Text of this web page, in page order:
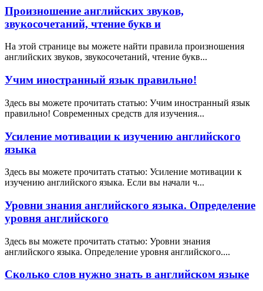
Произношение английских звуков,
звукосочетаний, чтение букв и
На этой странице вы можете найти правила произношения
английских звуков, звукосочетаний, чтение букв...
Учим иностранный язык правильно!
Здесь вы можете прочитать статью: Учим иностранный язык
правильно! Современных средств для изучения...
Усиление мотивации к изучению английского
языка
Здесь вы можете прочитать статью: Усиление мотивации к
изучению английского языка. Если вы начали ч...
Уровни знания английского языка. Определение
уровня английского
Здесь вы можете прочитать статью: Уровни знания
английского языка. Определение уровня английского....
Сколько слов нужно знать в английском языке